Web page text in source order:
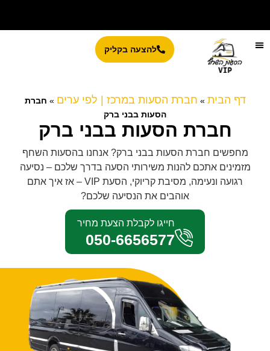
שירותי הסעות לקבוצות מעל 4 אנשים​
להצעה בקליק
דף הבית » חברת הסעות במרכז | לפי ערים » חברת
הסעות בבני ברק
חברת הסעות בבני ברק
מחפשים חברת הסעות בבני ברק? אנחנו בהסעות השחף
מזמינים אתכם להנות משירותי הסעה בדרך שלכם – נסיעה
רגועה ונעימה, מסיבת קריוקי, הסעת VIP – אז איך אתם
אוהבים את הנסיעה שלכם?
חייגו לקבלת הצעת מחיר
050-6656577